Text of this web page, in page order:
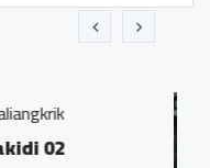
Jl.